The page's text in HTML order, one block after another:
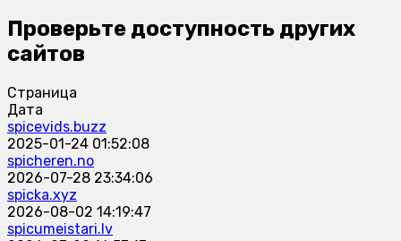
Проверьте доступность других
сайтов
Страница
Дата
spicevids.buzz
2025-01-24 01:52:08
spicheren.no
2026-07-28 23:34:06
spicka.xyz
2026-08-02 14:19:47
spicumeistari.lv